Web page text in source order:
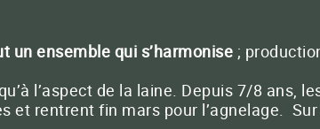
un ensemble qui s’harmonise ;
l’aspect de la laine. Depuis 7/8 ans,
et rentrent fin mars pour l’agnelage.